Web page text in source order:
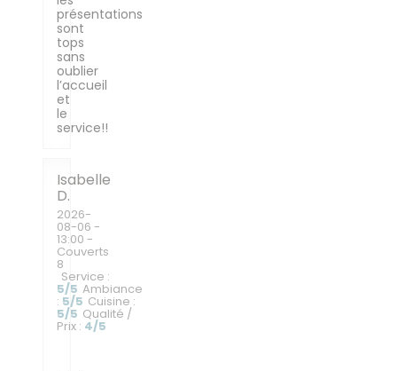
présentations
sont
tops
sans
oublier
l’accueil
et
le
service!!
Isabelle
D
2026-
08-06 -
13:00 -
Couverts
8
Service :
5/5 Ambiance
: 5/5 Cuisine :
5/5 Qualité /
Prix : 4/5